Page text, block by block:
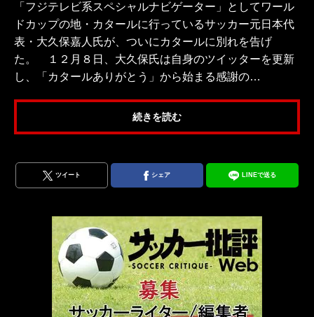
「フジテレビ系スペシャルナビゲーター」としてワール
ドカップの地・カタールに行っているサッカー元日本代
表・大久保嘉人氏が、ついにカタールに別れを告げ
た。 １２月８日、大久保氏は自身のツイッターを更新
し、「カタールありがとう」から始まる感謝の…
続きを読む
ツイート シェア LINEで送る